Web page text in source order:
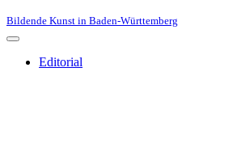
Bildende Kunst in Baden-Württemberg
Navigationsmenü
Editorial